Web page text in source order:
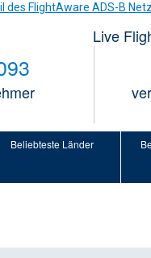
des FlightAware ADS-B
Live
Beliebteste Länder